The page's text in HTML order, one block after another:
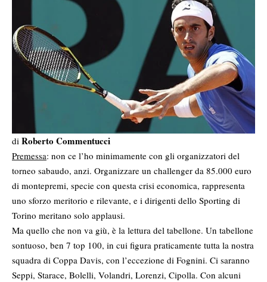
di Roberto Commentucci
Premessa: non ce l’ho minimamente con gli organizzatori del
torneo sabaudo, anzi. Organizzare un challenger da 85.000 euro
di montepremi, specie con questa crisi economica, rappresenta
uno sforzo meritorio e rilevante, e i dirigenti dello Sporting di
Torino meritano solo applausi.
Ma quello che non va giù, è la lettura del tabellone. Un tabellone
sontuoso, ben 7 top 100, in cui figura praticamente tutta la nostra
squadra di Coppa Davis, con l’eccezione di Fognini. Ci saranno
Seppi, Starace, Bolelli, Volandri, Lorenzi, Cipolla. Con alcuni